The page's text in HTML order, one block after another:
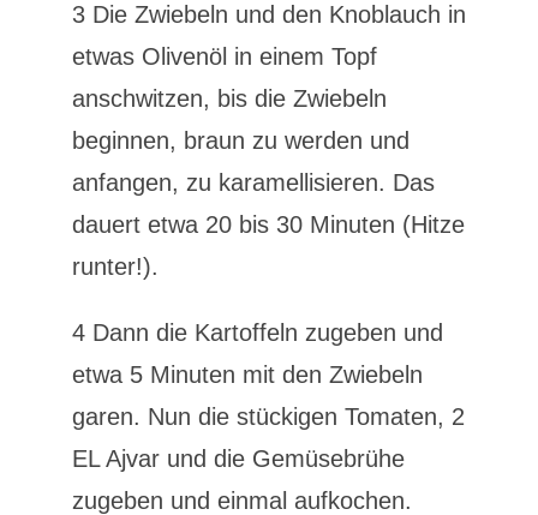
3 Die Zwiebeln und den Knoblauch in
etwas Olivenöl in einem Topf
anschwitzen, bis die Zwiebeln
beginnen, braun zu werden und
anfangen, zu karamellisieren. Das
dauert etwa 20 bis 30 Minuten (Hitze
runter!).
4 Dann die Kartoffeln zugeben und
etwa 5 Minuten mit den Zwiebeln
garen. Nun die stückigen Tomaten, 2
EL Ajvar und die Gemüsebrühe
zugeben und einmal aufkochen.